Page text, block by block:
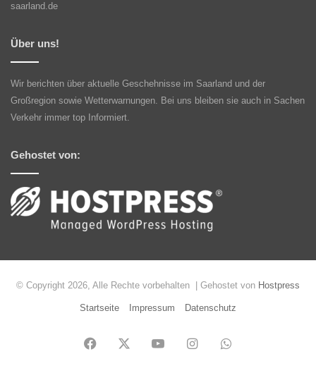
saarland.de
Über uns!
Wir berichten über aktuelle Geschehnisse im Saarland und der
Großregion sowie Wetterwarnungen. Bei uns bleiben sie auch in Sachen
Verkehr immer top Informiert.
Gehostet von:
© Copyright 2026, Alle Rechte vorbehalten | Gehostet von Hostpress
Startseite Impressum Datenschutz
Facebook YouTubeInstagramWhatsApp